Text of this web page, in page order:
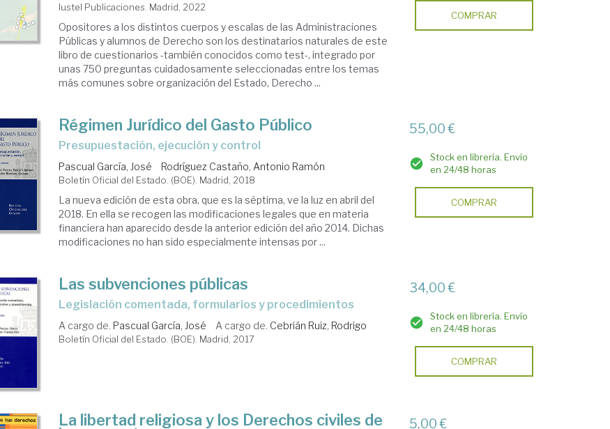
Iustel Publicaciones. Madrid, 2022
Opositores a los distintos cuerpos y escalas de las Administraciones
Públicas y alumnos de Derecho son los destinatarios naturales de este
libro de cuestionarios -también conocidos como test-, integrado por
unas 750 preguntas cuidadosamente seleccionadas entre los temas
más comunes sobre organización del Estado, Derecho ...
COMPRAR
Régimen Jurídico del Gasto Público
presupuestación, ejecución y control
Pascual García, José Rodríguez Castaño, Antonio Ramón
Boletín Oficial del Estado. (BOE). Madrid, 2018
La nueva edición de esta obra, que es la séptima, ve la luz en abril del
2018. En ella se recogen las modificaciones legales que en materia
financiera han aparecido desde la anterior edición del año 2014. Dichas
modificaciones no han sido especialmente intensas por ...
55,00 €
Stock en librería. Envío
en 24/48 horas
COMPRAR
Las subvenciones públicas
legislación comentada, formularios y procedimientos
A cargo de. Pascual García, José A cargo de. Cebrián Ruiz, Rodrigo
Boletín Oficial del Estado. (BOE). Madrid, 2017
34,00 €
Stock en librería. Envío
en 24/48 horas
COMPRAR
La libertad religiosa y los Derechos civiles de 5,00 €